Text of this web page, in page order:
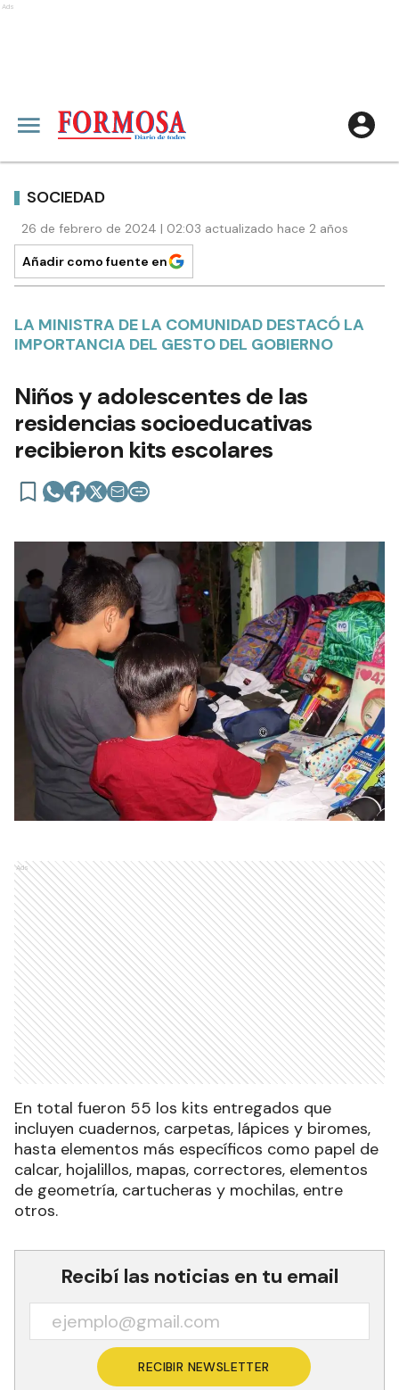
Ads
SOCIEDAD
26 de febrero de 2024 | 02:03 actualizado hace 2 años
Añadir como fuente en
LA MINISTRA DE LA COMUNIDAD DESTACÓ LA
IMPORTANCIA DEL GESTO DEL GOBIERNO
Niños y adolescentes de las
residencias socioeducativas
recibieron kits escolares
Ads
En total fueron 55 los kits entregados que
incluyen cuadernos, carpetas, lápices y biromes,
hasta elementos más específicos como papel de
calcar, hojalillos, mapas, correctores, elementos
de geometría, cartucheras y mochilas, entre
otros.
Recibí las noticias en tu email
RECIBIR NEWSLETTER